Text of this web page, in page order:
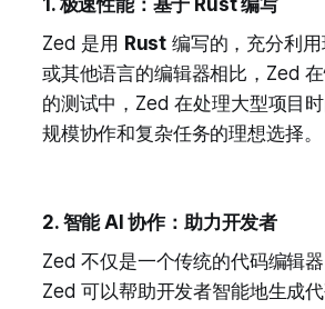
1. 极速性能：基于 Rust 编写
Zed 是用 Rust 编写的，充分利
或其他语言的编辑器相比，Zed
的测试中，Zed 在处理大型项目
规模协作和复杂任务的理想选择。
2. 智能 AI 协作：助力开发者
Zed 不仅是一个传统的代码编辑
Zed 可以帮助开发者智能地生成